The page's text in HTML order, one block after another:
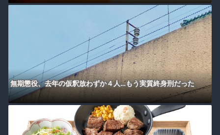
無期懲役、去年の仮釈放わずか４人…もう実質終身刑だった